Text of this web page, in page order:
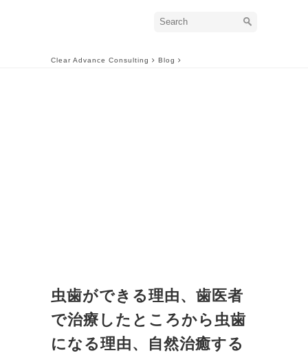
Clear Advance Consulting Blog
虫歯ができる理由、歯医者
で治療したところから虫歯
になる理由、自然治癒する